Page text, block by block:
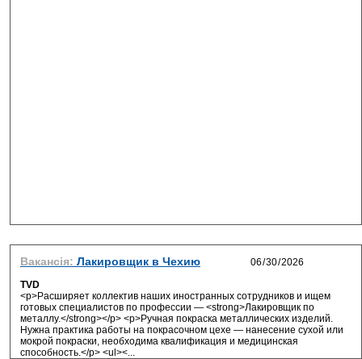
Вакансія: Лакировщик в Чехию
TVD
<p>Расширяет коллектив наших иностранных сотрудников и ищем
готовых специалистов по профессии — <strong>Лакировщик по
металлу.</strong></p> <p>Ручная покраска металлических изделий.
Нужна практика работы на покрасочном цехе — нанесение сухой или
мокрой покраски, необходима квалификация и медицинская
способность.</p> <ul><...